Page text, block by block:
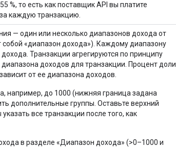
%, то есть как поставщик API вы платите
каждую транзакцию.
— один или несколько диапазонов дохода от
«диапазон дохода»). Каждому диапазону
Транзакции агрегируются по принципу
доходов для транзакции. Процент доли
от ее диапазона доходов.
например, до 1000 (нижняя граница задана
дополнительные группы. Оставьте верхний
все транзакции после того, как
в разделе «Диапазон дохода» (>0–1000 и